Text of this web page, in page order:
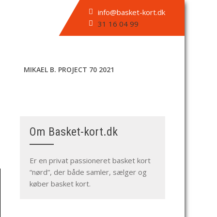
info@basket-kort.dk
31 16 04 99
MIKAEL B. PROJECT 70 2021
Om Basket-kort.dk
Er en privat passioneret basket kort
“nørd”, der både samler, sælger og
køber basket kort.